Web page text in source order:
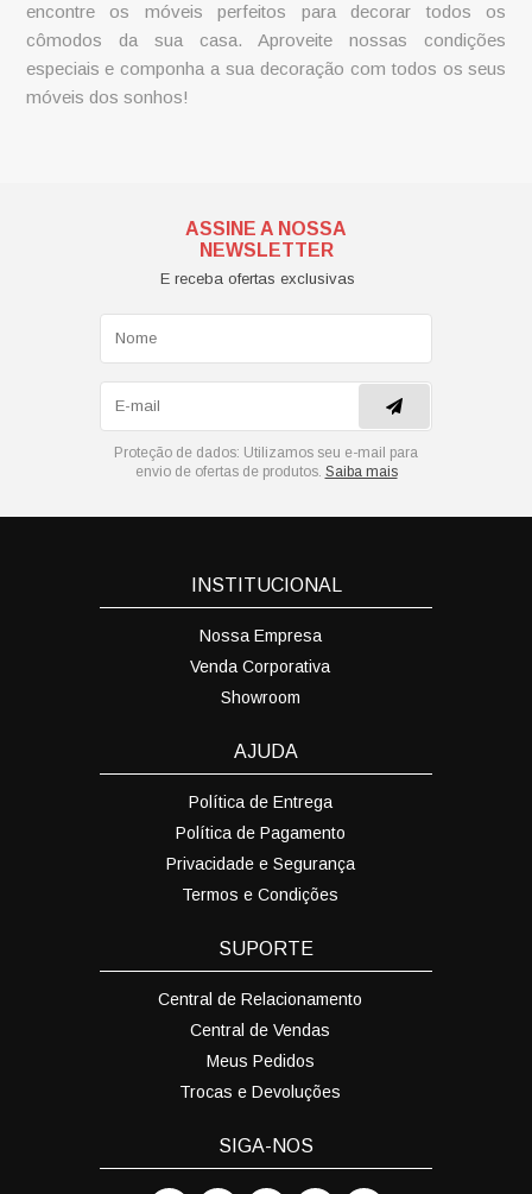
encontre os móveis perfeitos para decorar todos os
cômodos da sua casa. Aproveite nossas condições
especiais e componha a sua decoração com todos os seus
móveis dos sonhos!
ASSINE A NOSSA
NEWSLETTER
E receba ofertas exclusivas
Proteção de dados: Utilizamos seu e-mail para
envio de ofertas de produtos. Saiba mais
INSTITUCIONAL
Nossa Empresa
Venda Corporativa
Showroom
AJUDA
Política de Entrega
Política de Pagamento
Privacidade e Segurança
Termos e Condições
SUPORTE
Central de Relacionamento
Central de Vendas
Meus Pedidos
Trocas e Devoluções
SIGA-NOS